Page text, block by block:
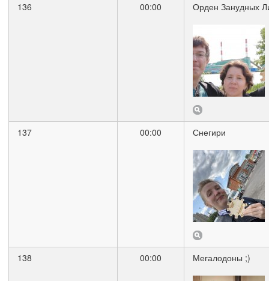
136 00:00 Орден Занудных
137 00:00 Снегири
138 00:00 Мегалодоны ;)